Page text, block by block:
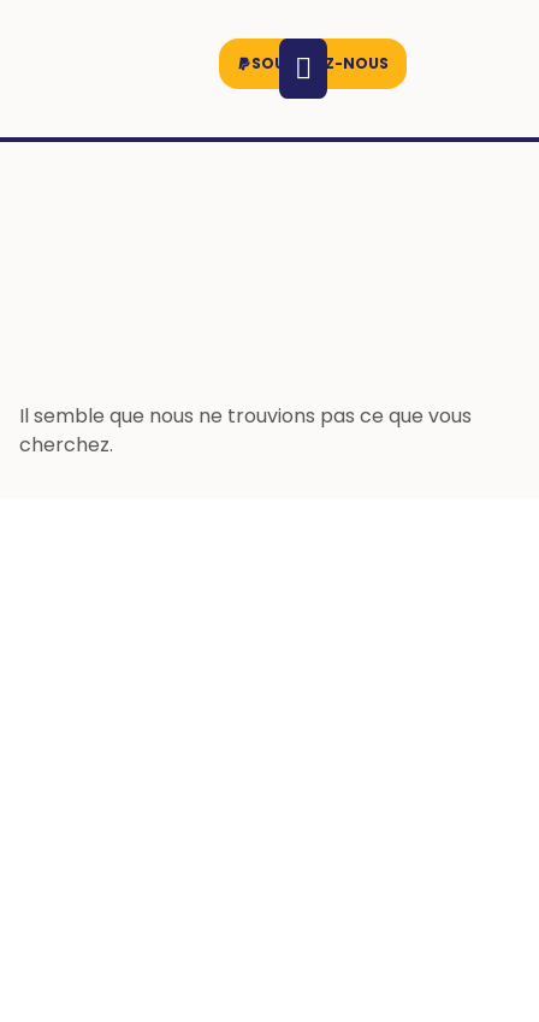
SOUTENEZ-NOUS
Il semble que nous ne trouvions pas ce que vous
cherchez.